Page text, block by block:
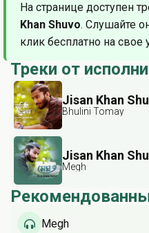
На странице доступен
Khan Shuvo. Слушайте
клик бесплатно на свое
Треки от
Jisan Khan
Bhulini Tomay
Jisan Khan
Megh
Megh